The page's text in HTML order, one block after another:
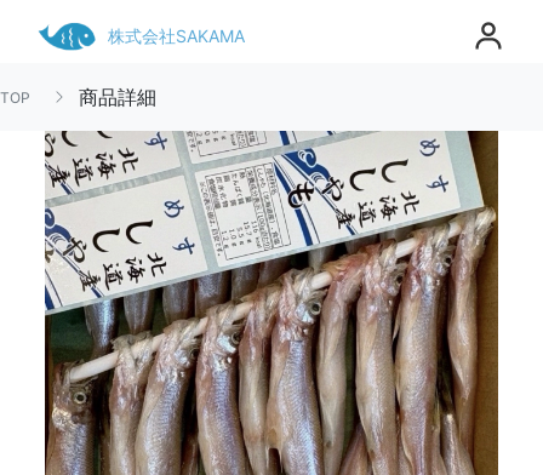
株式会社SAKAMA
TOP 商品詳細